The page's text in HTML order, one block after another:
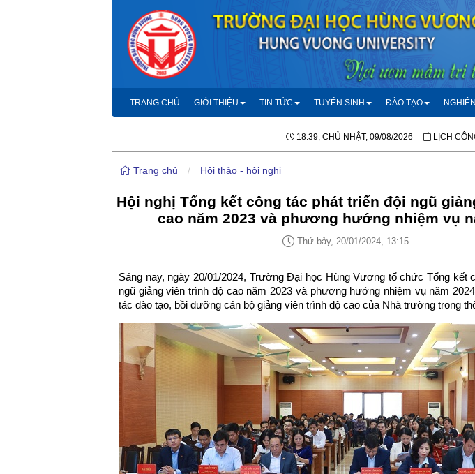
TRANG CHỦ GIỚI THIỆU TIN TỨC TUYỂN SINH ĐÀO TẠO
18:39, CHỦ NHẬT, 09/08/2026 LỊCH
Trang chủ / Hội thảo - hội nghị
Hội nghị Tổng kết công tác phát triển đội ngũ
cao năm 2023 và phương hướng nhiệm vụ
Thứ bảy, 20/01/2024, 13:15
Sáng nay, ngày 20/01/2024, Trường Đại học Hùng Vương tổ chức Tổng kết
ngũ giảng viên trình độ cao năm 2023 và phương hướng nhiệm vụ năm
tác đào tạo, bồi dưỡng cán bộ giảng viên trình độ cao của Nhà trường trong